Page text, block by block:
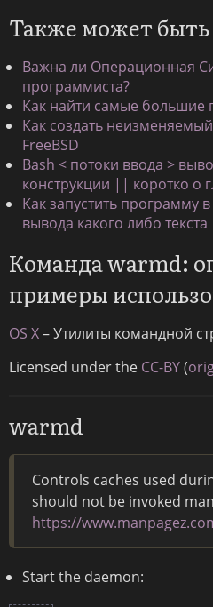
Также может
Важна ли Операционная
программиста?
Как найти самые большие
Как создать
FreeBSD
Bash < потоки ввода >
конструкции || коротко о
Как запустить программу
вывода какого либо текста
Команда warmd:
примеры
OS X– Утилиты командной
Licensed under the CC-BY(
warmd
Controls caches used
should not be invoked
https://
Start the daemon: